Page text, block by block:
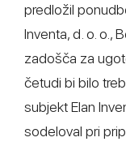
predložil
Inventa, d. o. o.,
zadošča za
četudi bi bilo
subjekt Elan
sodeloval pri